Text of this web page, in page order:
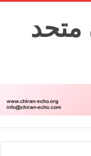
متحد